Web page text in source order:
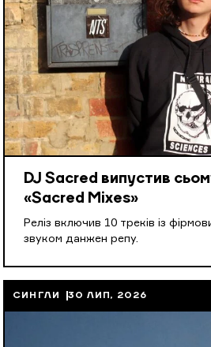
DJ Sacred випустив
«Sacred Mixes»
Реліз включив 10 треків із
звуком данжен репу.
СИНГЛИ 30 ЛИП, 2026